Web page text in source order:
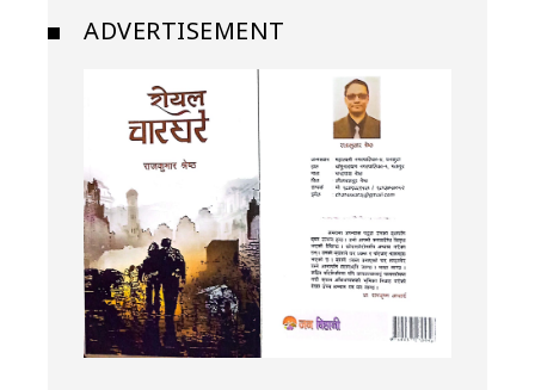
ADVERTISEMENT